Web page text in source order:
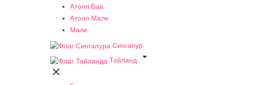
Атолл Баа
Атолл Мале
Мале
Сингапур
Тайланд

